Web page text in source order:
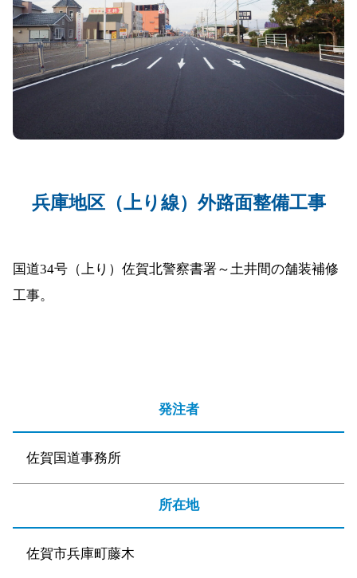
兵庫地区（上り線）外路面整備工事
国道34号（上り）佐賀北警察書署～土井間の舗装補修
工事。
発注者
佐賀国道事務所
所在地
佐賀市兵庫町藤木